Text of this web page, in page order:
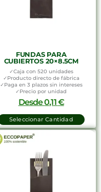
FUNDAS PARA
CUBIERTOS 20×8.5CM
✓Caja con 520 unidades
✓Producto directo de fábrica
✓Paga en 3 plazos sin intereses
✓Precio por unidad
Desde0,11€
Seleccionar Cantidad